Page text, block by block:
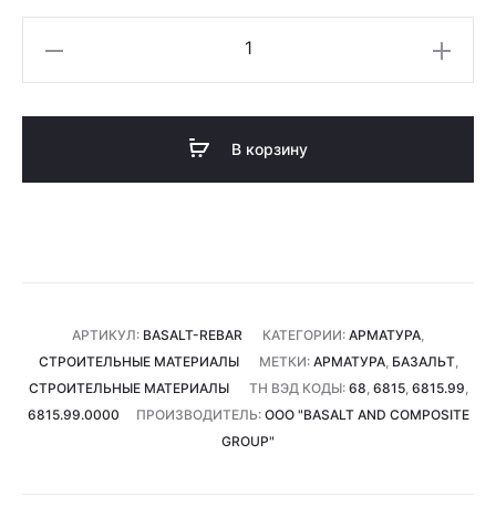
В корзину
АРТИКУЛ: BASALT-REBAR КАТЕГОРИИ: АРМАТУРА
СТРОИТЕЛЬНЫЕ МАТЕРИАЛЫ
МЕТКИ: АРМАТУРА, БАЗАЛЬТ,
СТРОИТЕЛЬНЫЕ МАТЕРИАЛЫ
ТН ВЭД КОДЫ: 68 6815, 6815.99
6815.99.0000
ПРОИЗВОДИТЕЛЬ: ООО "BASALT AND COMPOSITE
GROUP"